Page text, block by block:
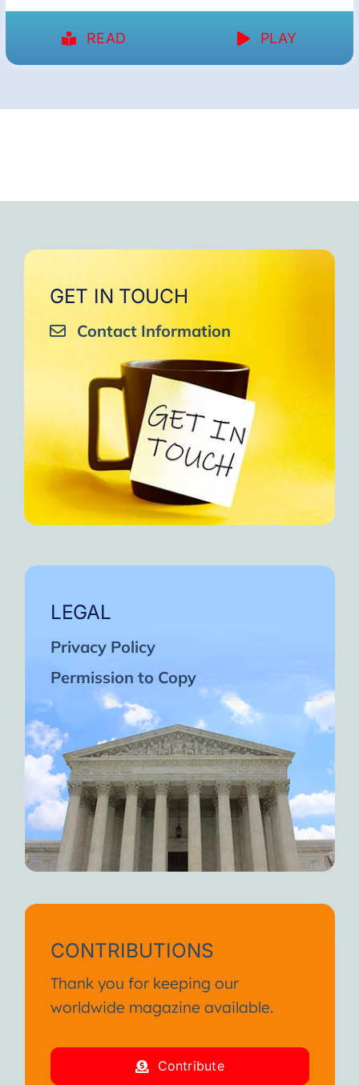
READ PLAY
GET IN TOUCH
Contact Information
LEGAL
Privacy Policy
Permission to Copy
CONTRIBUTIONS
Thank you for keeping our
worldwide magazine available.
Contribute